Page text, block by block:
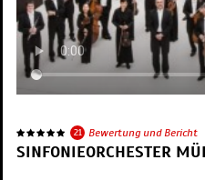
21 Bewertung und Bericht
SINFONIEORCHESTER